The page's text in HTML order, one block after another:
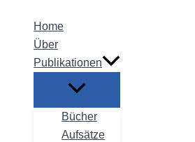
Home
Über
Publikationen
Bücher
Aufsätze